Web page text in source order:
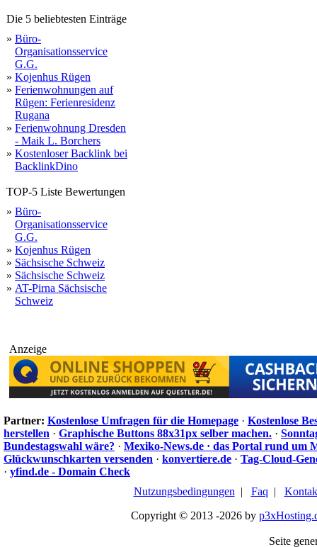
Die 5 beliebtesten Einträge
» Büro-
Organisationsservice
G.G.
» Kojenhus Rügen
» Ferienwohnungen auf
Rügen: Ferienresidenz
Rugana
» Ferienwohnung Dresden
- Maik L. Borchers
» Kostenloser Backlink bei
BacklinkDino
TOP-5 Liste Bewertungen
» Büro-
Organisationsservice
G.G.
» Kojenhus Rügen
» Sächsische Schweiz
» Sächsische Schweiz
» AT-Pirna Sächsische
Schweiz
Anzeige
Partner: Kostenlose Umfragen für die Homepage · Kostenlose
herstellen · Graphische Buttons 88x31px selber machen. ·
Bundestagswahl wäre? · Mexiko-News.de · das Portal rund um
Glückwunschkarten versenden · konvertiere.de · Tag-Cloud-
· yfind.de - Domain Check
Nutzungsbedingungen | Faq |
Copyright © 2013 -2026 by
Seite